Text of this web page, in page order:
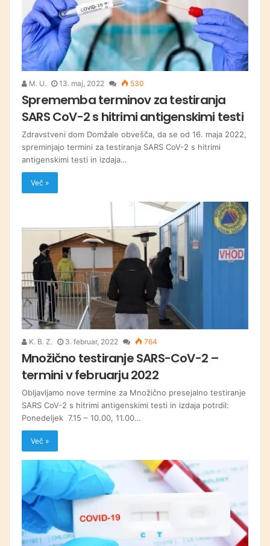
M. U. 13. maj, 2022 530
Sprememba terminov za testiranja
SARS CoV-2 s hitrimi antigenskimi testi
Zdravstveni dom Domžale obvešča, da se od 16. maja 2022,
spreminjajo termini za testiranja SARS CoV-2 s hitrimi
antigenskimi testi in izdaja…
Več »
K. B. Z. 3. februar, 2022 764
Množično testiranje SARS-CoV-2 –
termini v februarju 2022
Obljavljamo nove termine za Množično presejalno testiranje
SARS CoV-2 s hitrimi antigenskimi testi in izdaja potrdil:
Ponedeljek 7.15 – 10.00, 11.00…
Več »